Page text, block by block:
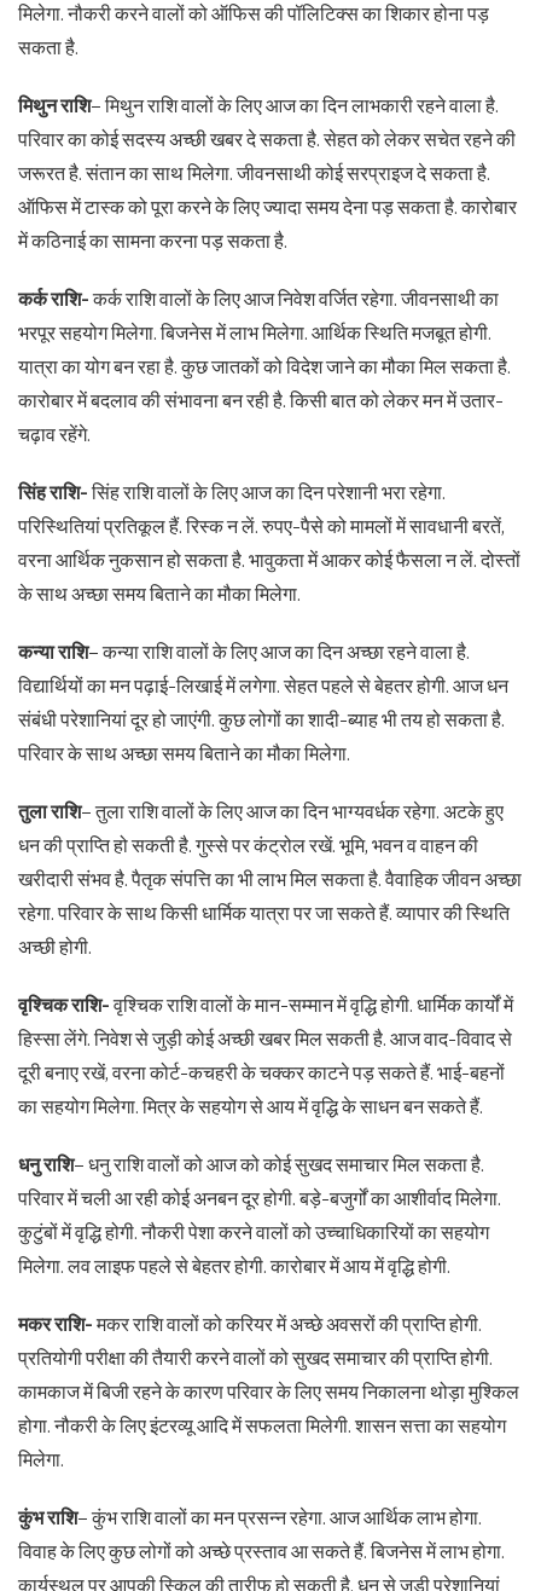
मिलेगा. नौकरी करने वालों को ऑफिस की पॉलिटिक्स का शिकार होना पड़
सकता है.
मिथुन राशि– मिथुन राशि वालों के लिए आज का दिन लाभकारी रहने वाला है.
परिवार का कोई सदस्य अच्छी खबर दे सकता है. सेहत को लेकर सचेत रहने की
जरूरत है. संतान का साथ मिलेगा. जीवनसाथी कोई सरप्राइज दे सकता है.
ऑफिस में टास्क को पूरा करने के लिए ज्यादा समय देना पड़ सकता है. कारोबार
में कठिनाई का सामना करना पड़ सकता है.
कर्क राशि-कर्क राशि वालों के लिए आज निवेश वर्जित रहेगा. जीवनसाथी का
भरपूर सहयोग मिलेगा. बिजनेस में लाभ मिलेगा. आर्थिक स्थिति मजबूत होगी.
यात्रा का योग बन रहा है. कुछ जातकों को विदेश जाने का मौका मिल सकता है.
कारोबार में बदलाव की संभावना बन रही है. किसी बात को लेकर मन में उतार-
चढ़ाव रहेंगे.
सिंह राशि-सिंह राशि वालों के लिए आज का दिन परेशानी भरा रहेगा.
परिस्थितियां प्रतिकूल हैं. रिस्क न लें. रुपए-पैसे को मामलों में सावधानी बरतें,
वरना आर्थिक नुकसान हो सकता है. भावुकता में आकर कोई फैसला न लें. दोस्तों
के साथ अच्छा समय बिताने का मौका मिलेगा.
कन्या राशि– कन्या राशि वालों के लिए आज का दिन अच्छा रहने वाला है.
विद्यार्थियों का मन पढ़ाई-लिखाई में लगेगा. सेहत पहले से बेहतर होगी. आज धन
संबंधी परेशानियां दूर हो जाएंगी. कुछ लोगों का शादी-ब्याह भी तय हो सकता है.
परिवार के साथ अच्छा समय बिताने का मौका मिलेगा.
तुला राशि– तुला राशि वालों के लिए आज का दिन भाग्यवर्धक रहेगा. अटके हुए
धन की प्राप्ति हो सकती है. गुस्से पर कंट्रोल रखें. भूमि, भवन व वाहन की
खरीदारी संभव है. पैतृक संपत्ति का भी लाभ मिल सकता है. वैवाहिक जीवन अच्छा
रहेगा. परिवार के साथ किसी धार्मिक यात्रा पर जा सकते हैं. व्यापार की स्थिति
अच्छी होगी.
वृश्चिक राशि-वृश्चिक राशि वालों के मान-सम्मान में वृद्धि होगी. धार्मिक कार्यों में
हिस्सा लेंगे. निवेश से जुड़ी कोई अच्छी खबर मिल सकती है. आज वाद-विवाद से
दूरी बनाए रखें, वरना कोर्ट-कचहरी के चक्कर काटने पड़ सकते हैं. भाई-बहनों
का सहयोग मिलेगा. मित्र के सहयोग से आय में वृद्धि के साधन बन सकते हैं.
धनु राशि– धनु राशि वालों को आज को कोई सुखद समाचार मिल सकता है.
परिवार में चली आ रही कोई अनबन दूर होगी. बड़े-बजुर्गों का आशीर्वाद मिलेगा.
कुटुंबों में वृद्धि होगी. नौकरी पेशा करने वालों को उच्चाधिकारियों का सहयोग
मिलेगा. लव लाइफ पहले से बेहतर होगी. कारोबार में आय में वृद्धि होगी.
मकर राशि-मकर राशि वालों को करियर में अच्छे अवसरों की प्राप्ति होगी.
प्रतियोगी परीक्षा की तैयारी करने वालों को सुखद समाचार की प्राप्ति होगी.
कामकाज में बिजी रहने के कारण परिवार के लिए समय निकालना थोड़ा मुश्किल
होगा. नौकरी के लिए इंटरव्यू आदि में सफलता मिलेगी. शासन सत्ता का सहयोग
मिलेगा.
कुंभ राशि– कुंभ राशि वालों का मन प्रसन्न रहेगा. आज आर्थिक लाभ होगा.
विवाह के लिए कुछ लोगों को अच्छे प्रस्ताव आ सकते हैं. बिजनेस में लाभ होगा.
कार्यस्थल पर आपकी स्किल की तारीफ हो सकती है. धन से जुड़ी परेशानियां